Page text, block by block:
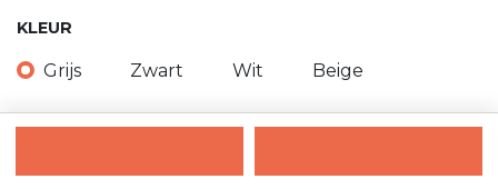
KLEUR
Grijs Zwart Wit Beige